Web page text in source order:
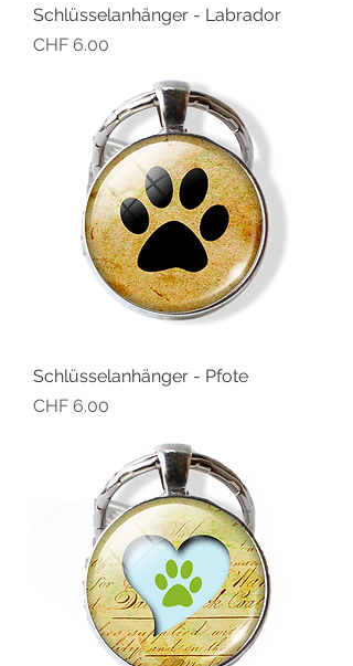
Schlüsselanhänger - Labrador
Preis
CHF 6.00
Schlüsselanhänger - Pfote
Preis
CHF 6.00